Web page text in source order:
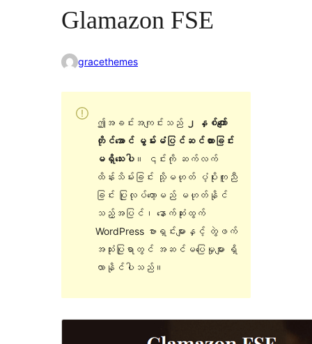
Glamazon FSE
gracethemes
ဤအခင်းအကျင်းသည်
၂ နှစ်ကျော်
တိုင်အောင် မွမ်းမံပြင်ဆင်ထားခြင်း
မရှိသေးပါ။ ၎င်းကို ဆက်လက်
ထိန်းသိမ်းခြင်း သို့မဟုတ် ပံ့ပိုးကူညီ
ခြင်း ပြုလုပ်တော့မည် မဟုတ်နိုင်
သည့်အပြင်၊ နောက်ဆုံးထွက်
WordPress ဗားရှင်းများနှင့် တွဲဖက်
အသုံးပြုရာတွင် အဆင်မပြေမှုများ ရှိ
လာနိုင်ပါသည်။